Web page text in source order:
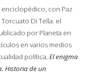
con Paz
Di Tella: el
por Planeta en
en varios medios
política, El enigma
Historia de un